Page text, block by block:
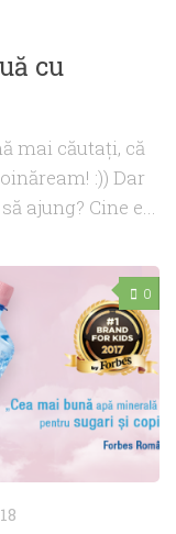
cu
mai căutaţi, că
:)) Dar
ajung? Cine e...
0